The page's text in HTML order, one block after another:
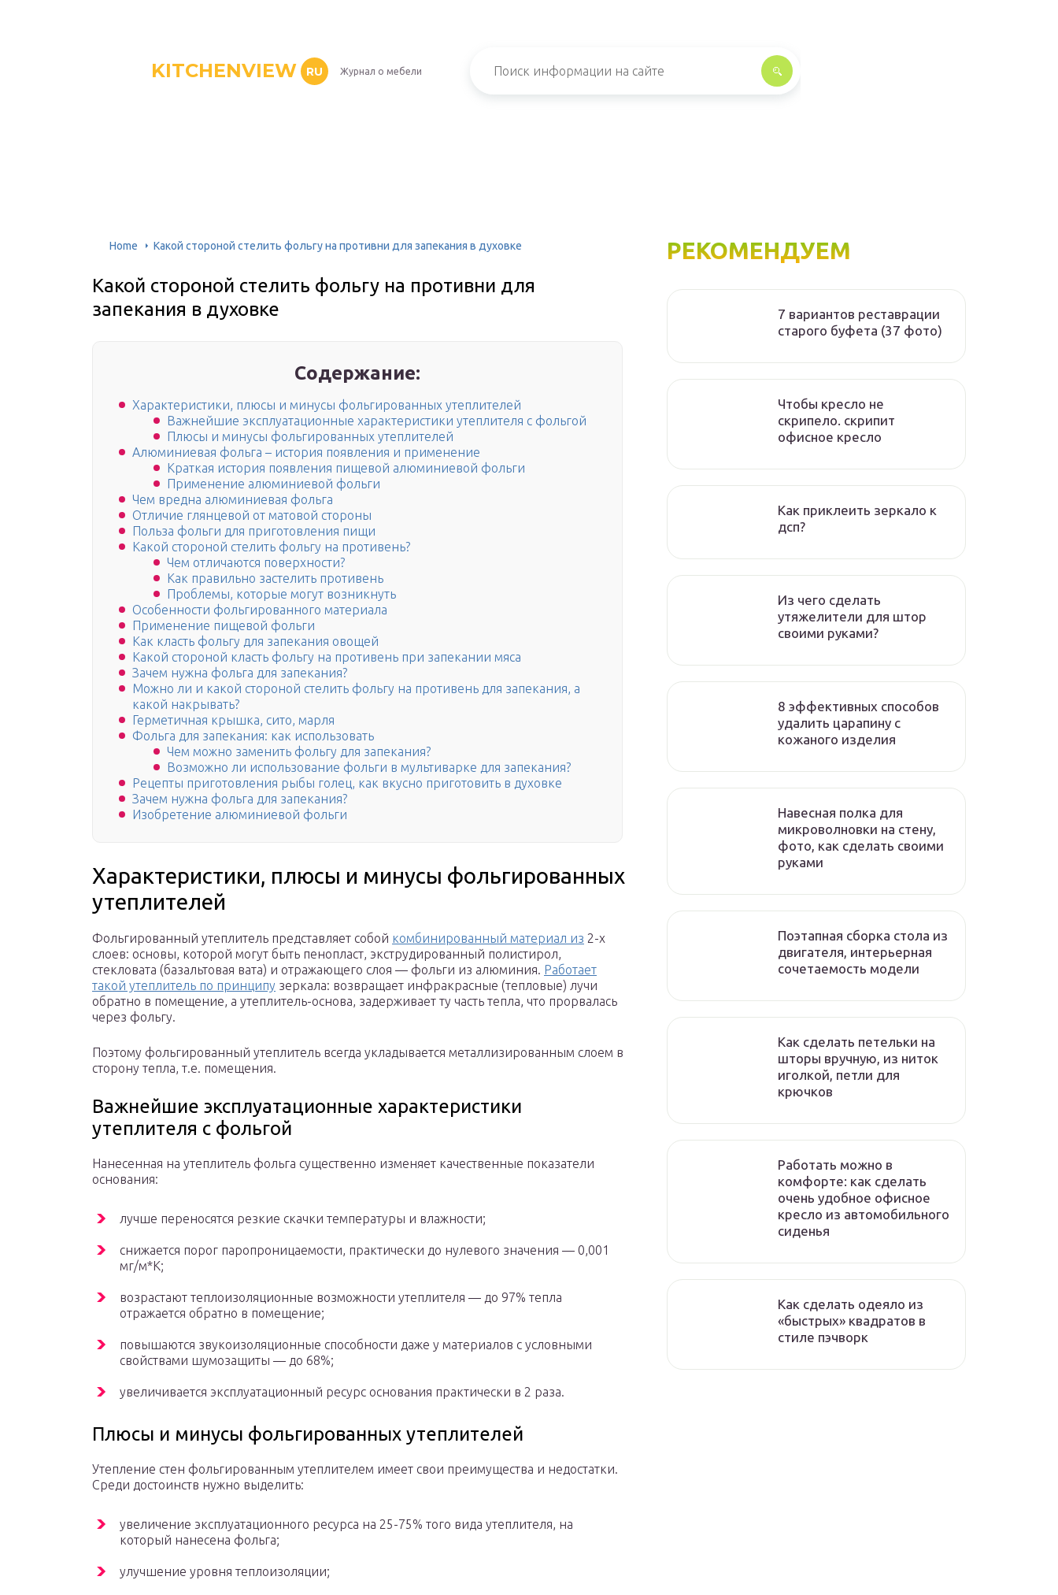
KITCHENVIEW RU Журнал о мебели
Home Какой стороной стелить фольгу на противни для запекания в духовке
Какой стороной стелить фольгу на противни для
запекания в духовке
Содержание:
Характеристики, плюсы и минусы фольгированных утеплителей
Важнейшие эксплуатационные характеристики утеплителя с фольгой
Плюсы и минусы фольгированных утеплителей
Алюминиевая фольга – история появления и применение
Краткая история появления пищевой алюминиевой фольги
Применение алюминиевой фольги
Чем вредна алюминиевая фольга
Отличие глянцевой от матовой стороны
Польза фольги для приготовления пищи
Какой стороной стелить фольгу на противень?
Чем отличаются поверхности?
Как правильно застелить противень
Проблемы, которые могут возникнуть
Особенности фольгированного материала
Применение пищевой фольги
Как класть фольгу для запекания овощей
Какой стороной класть фольгу на противень при запекании мяса
Зачем нужна фольга для запекания?
Можно ли и какой стороной стелить фольгу на противень для запекания, а
какой накрывать?
Герметичная крышка, сито, марля
Фольга для запекания: как использовать
Чем можно заменить фольгу для запекания?
Возможно ли использование фольги в мультиварке для запекания?
Рецепты приготовления рыбы голец, как вкусно приготовить в духовке
Зачем нужна фольга для запекания?
Изобретение алюминиевой фольги
Характеристики, плюсы и минусы фольгированных
утеплителей
Фольгированный утеплитель представляет собой комбинированный материал из 2-х
слоев: основы, которой могут быть пенопласт, экструдированный полистирол,
стекловата (базальтовая вата) и отражающего слоя — фольги из алюминия. Работает
такой утеплитель по принципу зеркала: возвращает инфракрасные (тепловые) лучи
обратно в помещение, а утеплитель-основа, задерживает ту часть тепла, что прорвалась
через фольгу.
Поэтому фольгированный утеплитель всегда укладывается металлизированным слоем в
сторону тепла, т.е. помещения.
Важнейшие эксплуатационные характеристики
утеплителя с фольгой
Нанесенная на утеплитель фольга существенно изменяет качественные показатели
основания:
лучше переносятся резкие скачки температуры и влажности;
снижается порог паропроницаемости, практически до нулевого значения — 0,001
мг/м*К;
возрастают теплоизоляционные возможности утеплителя — до 97% тепла
отражается обратно в помещение;
повышаются звукоизоляционные способности даже у материалов с условными
свойствами шумозащиты — до 68%;
увеличивается эксплуатационный ресурс основания практически в 2 раза.
Плюсы и минусы фольгированных утеплителей
Утепление стен фольгированным утеплителем имеет свои преимущества и недостатки.
Среди достоинств нужно выделить:
увеличение эксплуатационного ресурса на 25-75% того вида утеплителя, на
который нанесена фольга;
улучшение уровня теплоизоляции;
РЕКОМЕНДУЕМ
7 вариантов реставрации
старого буфета (37 фото)
Чтобы кресло не
скрипело. скрипит
офисное кресло
Как приклеить зеркало к
дсп?
Из чего сделать
утяжелители для штор
своими руками?
8 эффективных способов
удалить царапину с
кожаного изделия
Навесная полка для
микроволновки на стену,
фото, как сделать своими
руками
Поэтапная сборка стола из
двигателя, интерьерная
сочетаемость модели
Как сделать петельки на
шторы вручную, из ниток
иголкой, петли для
крючков
Работать можно в
комфорте: как сделать
очень удобное офисное
кресло из автомобильного
сиденья
Как сделать одеяло из
«быстрых» квадратов в
стиле пэчворк